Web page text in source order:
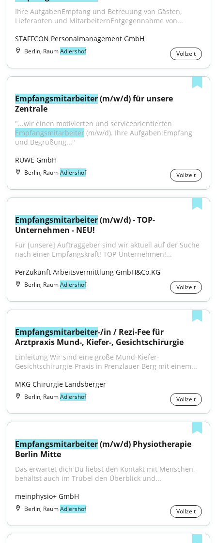
Ihre AufgabenEmpfang und Betreuung von Gästen,
Lieferanten und MitarbeiternEntgegennahme von...
STAFFCON Personalmanagement GmbH
Berlin, RaumAdlershof Vollzeit
Empfangsmitarbeiter (m/w/d) für unsere
Zentrale
Empfangsmitarbeiter (m/w/d). Ihre Aufgaben:Empfang
und Begrüßung..."
RUWE GmbH
Berlin, RaumAdlershof Vollzeit
Empfangsmitarbeiter (m/w/d) - TOP-
Unternehmen - NEU!
Für [unsere] Auftraggeber sind wir aktuell auf der Suche
nach einer Empfangskraft! TOP-Unternehmen!...
PerZukunft Arbeitsvermittlung GmbH&Co.KG
Berlin, RaumAdlershof Vollzeit
Empfangsmitarbeiter-/in / Rezi-Fee für
Arztpraxis Mund-, Kiefer-, Gesichtschirurgie
Einleitung Wir sind eine große Mund-Kiefer-
Gesichtschirurgie-Praxis in Prenzlauer Berg mit einem...
MKG Chirurgie Landsberger
Berlin, RaumAdlershof Vollzeit
Empfangsmitarbeiter (m/w/d) Physiotherapie
Berlin Mitte
Das erwartet dich Du liebst den Kontakt mit Menschen,
behältst auch im Trubel den Überblick und...
meinphysio+ GmbH
Berlin, RaumAdlershof Vollzeit